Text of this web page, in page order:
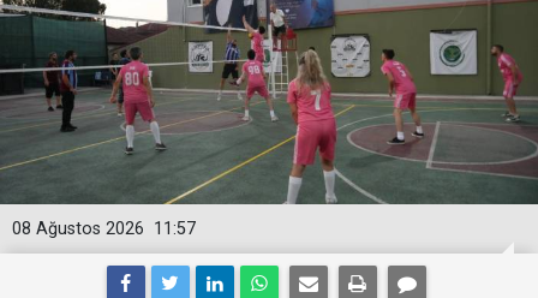
11:57
08 Ağustos 2026